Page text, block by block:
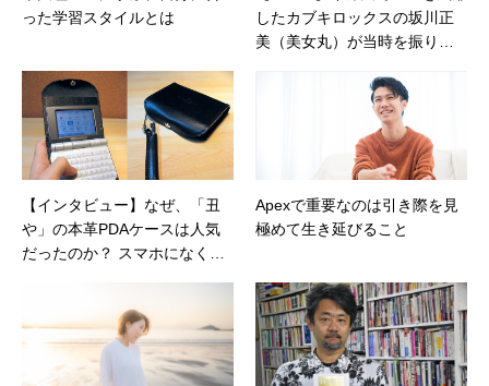
った学習スタイルとは
したカブキロックスの坂川正
美（美女丸）が当時を振り返
【インタビュー】なぜ、「丑
や」の本革PDAケースは人気
だったのか？ スマホになくて
Apexで重要なのは引き際を見
極めて生き延びること